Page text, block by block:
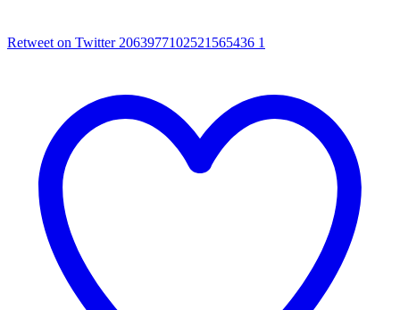
Retweet on Twitter 2063977102521565436 1